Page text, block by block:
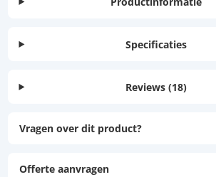
Specificaties
Reviews (18)
Vragen over dit product?
Offerte aanvragen